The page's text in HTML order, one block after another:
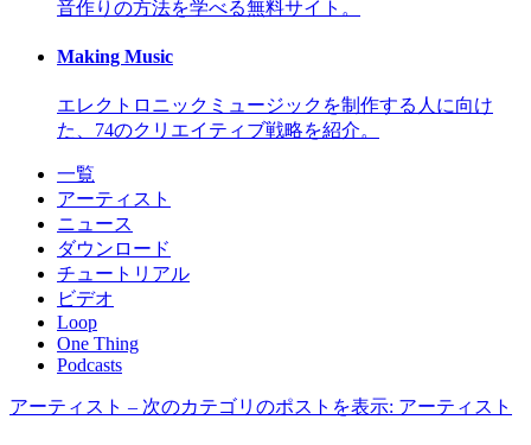
音作りの方法を学べる無料サイト。
Making Music
エレクトロニックミュージックを制作する人に向け
た、74のクリエイティブ戦略を紹介。
一覧
アーティスト
ニュース
ダウンロード
チュートリアル
ビデオ
Loop
One Thing
Podcasts
アーティスト – 次のカテゴリのポストを表示: アーティスト